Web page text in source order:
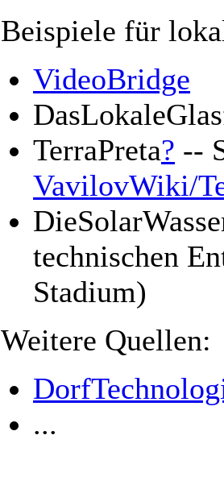
Beispiele für
VideoBridge
TerraPreta? --
VavilovWiki/
technischen
Stadium)
Weitere Quellen:
...